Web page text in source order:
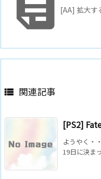
[AA] 拡大す
 関連記事
[PS2]
ようやく・
19日に決ま